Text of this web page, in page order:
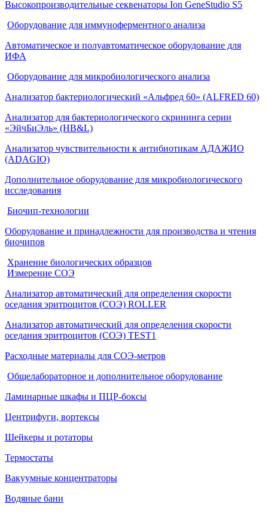
Высокопроизводительные секвенаторы Ion GeneStudio S5
Оборудование для иммуноферментного анализа
Автоматическое и полуавтоматическое оборудование для
ИФА
Оборудование для микробиологического анализа
Анализатор бактериологический «Альфред 60» (ALFRED 60)
Анализатор для бактериологического скрининга серии
«ЭйчБиЭль» (HB&L)
Анализатор чувствительности к антибиотикам АДАЖИО
(ADAGIO)
Дополнительное оборудование для микробиологического
исследования
Биочип-технологии
Оборудование и принадлежности для производства и чтения
биочипов
Хранение биологических образцов
Измерение СОЭ
Анализатор автоматический для определения скорости
оседания эритроцитов (СОЭ) ROLLER
Анализатор автоматический для определения скорости
оседания эритроцитов (СОЭ) TEST1
Расходные материалы для СОЭ-метров
Общелабораторное и дополнительное оборудование
Ламинарные шкафы и ПЦР-боксы
Центрифуги, вортексы
Шейкеры и ротаторы
Термостаты
Вакуумные концентраторы
Водяные бани